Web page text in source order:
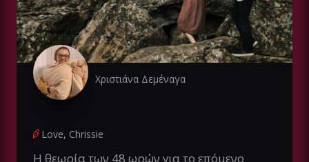
Χριστιάνα Δεμέναγα
Love, Chrissie
Η θεωρία των 48 ωρών για το επόμενο